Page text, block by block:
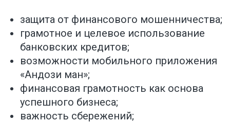
защита от финансового мошенничества;
грамотное и целевое использование
банковских кредитов;
возможности мобильного приложения
«Андози ман»;
финансовая грамотность как основа
успешного бизнеса;
важность сбережений;